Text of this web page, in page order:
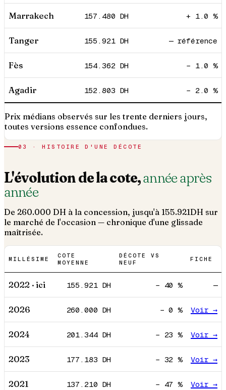
Marrakech 157.480 DH + 1.0 %
Tanger 155.921DH — référence
Fès 154.362 DH − 1.0 %
Agadir 152.803 DH − 2.0 %
Prix médians observés sur les trente derniers jours,
toutes versions essence confondues.
03 · HISTOIRE D'UNE DÉCOTE
L'évolution de la cote,année après
année
De 260.000 DH à la concession, jusqu'à 155.921DH sur
le marché de l'occasion — chronique d'une glissade
maîtrisée.
MILLÉSIME
COTE
MOYENNE
DÉCOTE VS
NEUF
FICHE
2022 · ici 155.921DH − 40 % —
2026 260.000 DH −0 % Voir →
2024 201.344DH − 23 % Voir →
2023 177.183 DH − 32 % Voir →
2021 137.210 DH − 47 % Voir →